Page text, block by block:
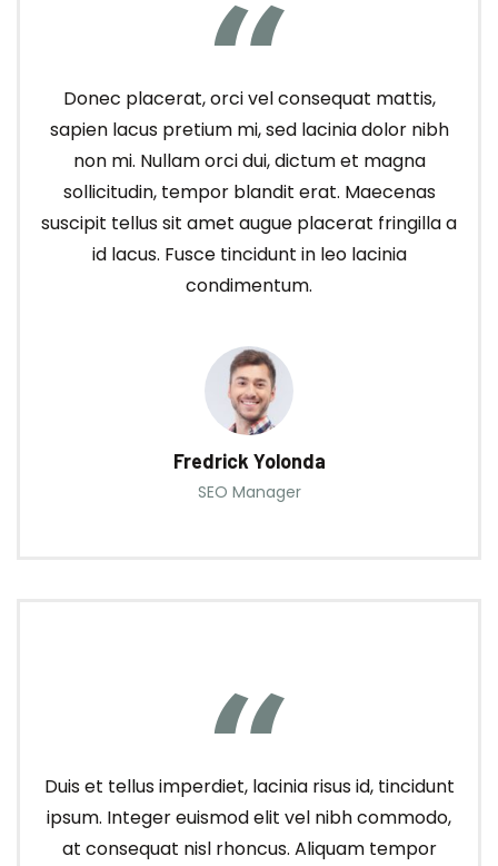
Donec placerat, orci vel consequat mattis,
sapien lacus pretium mi, sed lacinia dolor nibh
non mi. Nullam orci dui, dictum et magna
sollicitudin, tempor blandit erat. Maecenas
suscipit tellus sit amet augue placerat fringilla a
id lacus. Fusce tincidunt in leo lacinia
condimentum.
Fredrick Yolonda
SEO Manager
Duis et tellus imperdiet, lacinia risus id, tincidunt
ipsum. Integer euismod elit vel nibh commodo,
at consequat nisl rhoncus. Aliquam tempor